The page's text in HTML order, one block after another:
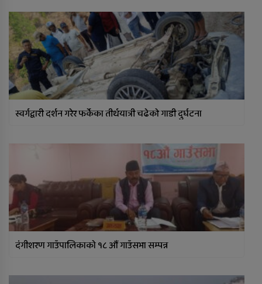
स्वर्गद्वारी दर्शन गरेर फर्केका तीर्थयात्री चढेको गाडी दुर्घटना
दंगीशरण गाउँपालिकाकाे १८ औं गाउँसभा सम्पन्न